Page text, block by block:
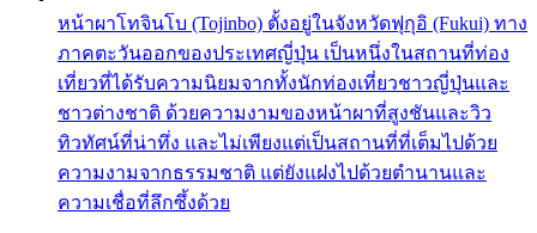
หน้าผาโทจินโบ (Tojinbo) ตั้งอยู่ในจังหวัดฟุกุอิ (Fukui) ทาง
ภาคตะวันออกของประเทศญี่ปุ่น เป็นหนึ่งในสถานที่ท่อง
เที่ยวที่ได้รับความนิยมจากทั้งนักท่องเที่ยวชาวญี่ปุ่นและ
ชาวต่างชาติ ด้วยความงามของหน้าผาที่สูงชันและวิว
ทิวทัศน์ที่น่าทึ่ง และไม่เพียงแต่เป็นสถานที่ที่เต็มไปด้วย
ความงามจากธรรมชาติ แต่ยังแฝงไปด้วยตำนานและ
ความเชื่อที่ลึกซึ้งด้วย